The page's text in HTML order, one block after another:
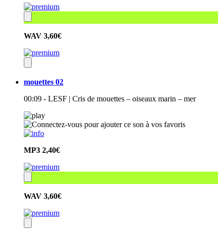
WAV 3,60€
mouettes 02
00:09 - LESF | Cris de mouettes – oiseaux marin – mer
MP3 2,40€
WAV 3,60€